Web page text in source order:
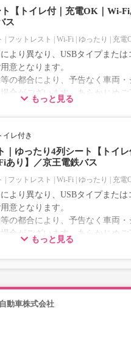
【トイレ付｜充電OK｜Wi-
ス
フットレスト Wi-Fi ゆったり 充電
より異なり、USBタイプまたは
意となります。
の都合により、予告なく車両・
合がございます。あらかじめご
もっと見る
イレ付き
｜ゆったり4列シート【トイレ
あり】／京王電鉄バス
フットレスト Wi-Fi ゆったり 充電
より異なり、USBタイプまたは
意となります。
の都合により、予告なく車両・
合がございます。あらかじめご
もっと見る
動車株式会社